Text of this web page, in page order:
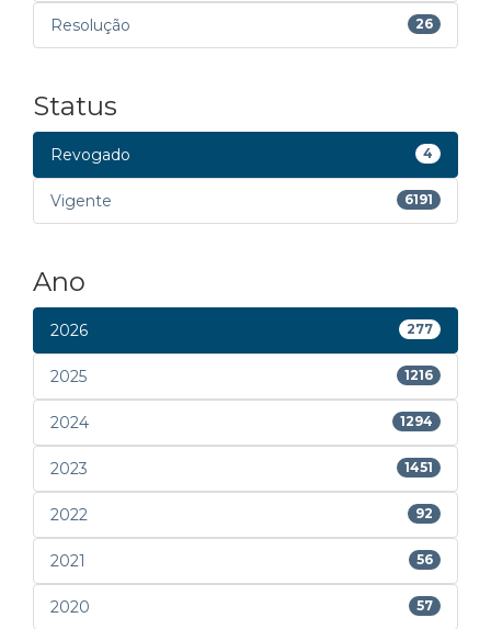
Resolução 26
Status
Revogado 4
Vigente 6191
Ano
2026 277
2025 1216
2024 1294
2023 1451
2022 92
2021 56
2020 57